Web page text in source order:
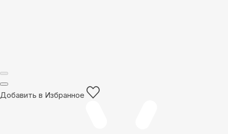
Добавить в Избранное